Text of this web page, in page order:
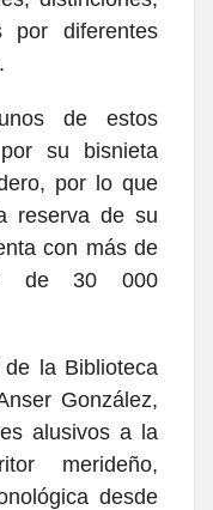
por diferentes
de estos
su bisnieta
por lo que
reserva de su
con más de
de 30 000
la Biblioteca
González,
alusivos a la
merideño,
desde